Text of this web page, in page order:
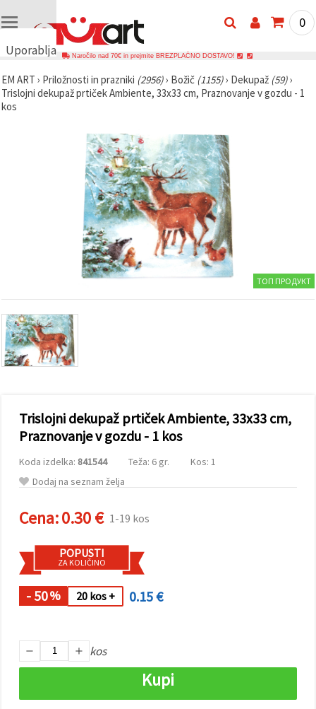
Uporabljamo
🍪
Uporabljamo
piškotke in
prikazujemo
vsebine in
oglase, tudi
s pomočjo
naših
partnerjev
»Sprejmi
vse!« se
lahko
uporabo
vseh
piškotkov.
označite
preference z
izbiro
določene
vrste
piškotkov
in klikom
Sprejmi
Nastavitve
0
Naročilo nad 70€ in prejmite BREZPLAČNO DOSTAVO!
EM ART › Priložnosti in prazniki (2956)› Božič (1155)› Dekupaž (59)›
Trislojni dekupaž prtiček Ambiente, 33x33 cm, Praznovanje v gozdu - 1
kos
ТОП ПРОДУКТ
Trislojni dekupaž prtiček Ambiente, 33x33 cm,
Praznovanje v gozdu - 1 kos
Koda izdelka: 841544 Teža: 6 gr.
Kos: 1
Dodaj na seznam želja
Cena:0.30 € 1-19 kos
POPUSTI
ZA KOLIČINO
- 50% 20 kos + 0.15 €
kos
Kupi